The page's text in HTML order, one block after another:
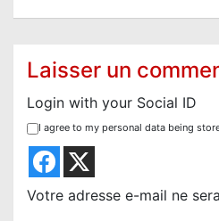
d
Laisser un
Login with your Social ID
I agree to my personal data being
Votre adresse e-mail ne